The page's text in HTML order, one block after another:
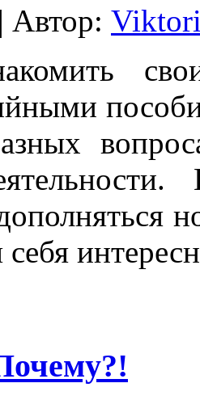
Автор:
себя